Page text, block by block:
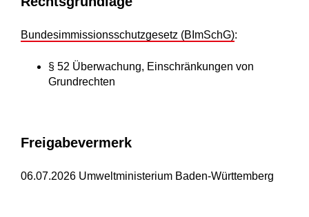
Bundesimmissionsschutzgesetz (BImSchG):
§ 52 Überwachung, Einschränkungen von
Grundrechten
Freigabevermerk
06.07.2026 Umweltministerium Baden-Württemberg